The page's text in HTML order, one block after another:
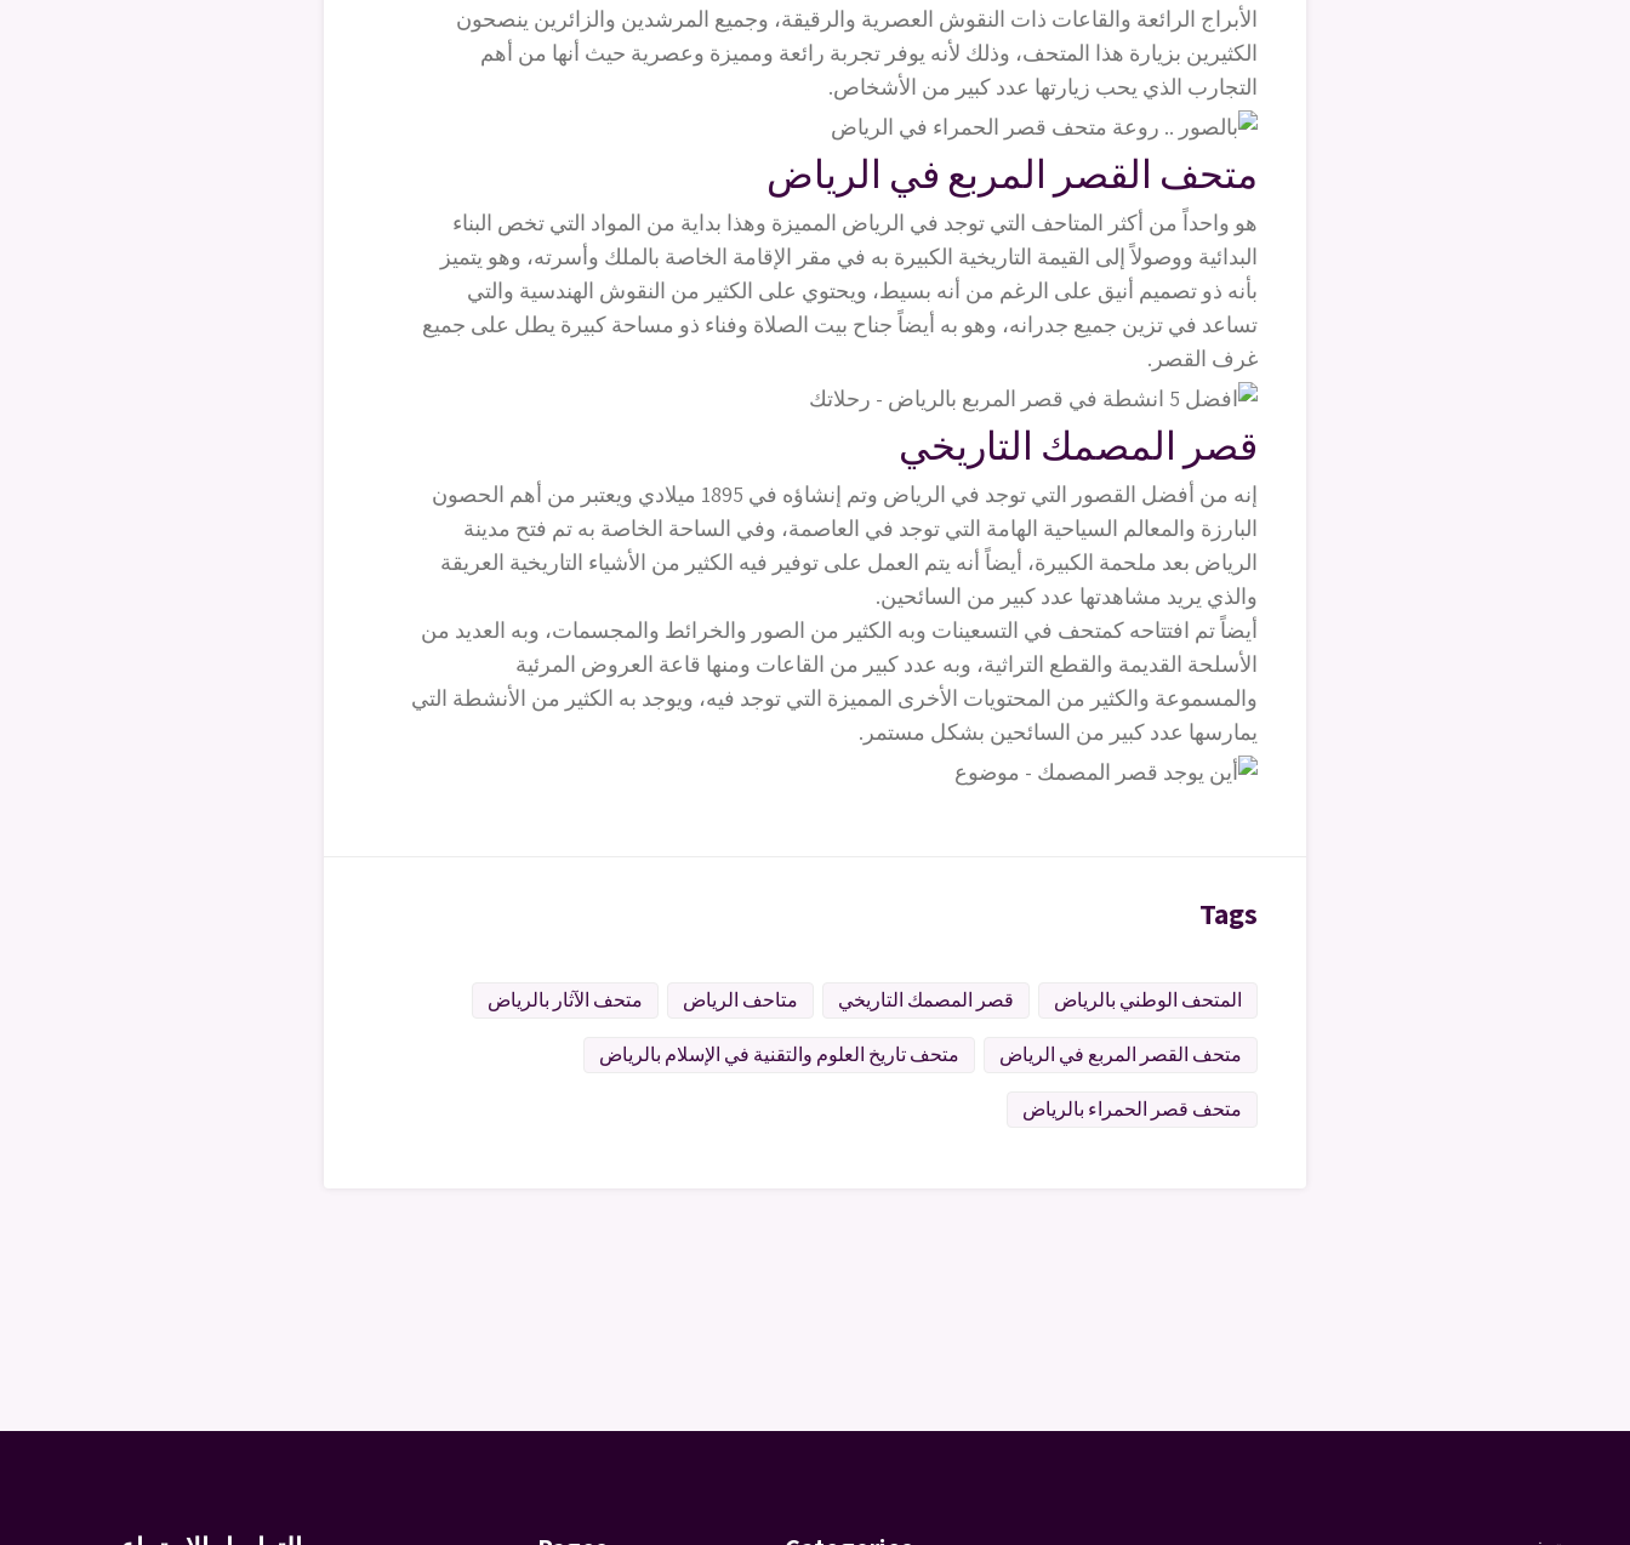
الأبراج الرائعة والقاعات ذات النقوش العصرية والرقيقة، وجميع المرشدين والزائرين ينصحون
الكثيرين بزيارة هذا المتحف، وذلك لأنه يوفر تجربة رائعة ومميزة وعصرية حيث أنها من أهم
التجارب الذي يحب زيارتها عدد كبير من الأشخاص.
متحف القصر المربع في الرياض
هو واحداً من أكثر المتاحف التي توجد في الرياض المميزة وهذا بداية من المواد التي تخص البناء
البدائية ووصولاً إلى القيمة التاريخية الكبيرة به في مقر الإقامة الخاصة بالملك وأسرته، وهو يتميز
بأنه ذو تصميم أنيق على الرغم من أنه بسيط، ويحتوي على الكثير من النقوش الهندسية والتي
تساعد في تزين جميع جدرانه، وهو به أيضاً جناح بيت الصلاة وفناء ذو مساحة كبيرة يطل على جميع
غرف القصر.
قصر المصمك التاريخي
إنه من أفضل القصور التي توجد في الرياض وتم إنشاؤه في 1895 ميلادي ويعتبر من أهم الحصون
البارزة والمعالم السياحية الهامة التي توجد في العاصمة، وفي الساحة الخاصة به تم فتح مدينة
الرياض بعد ملحمة الكبيرة، أيضاً أنه يتم العمل على توفير فيه الكثير من الأشياء التاريخية العريقة
والذي يريد مشاهدتها عدد كبير من السائحين.
أيضاً تم افتتاحه كمتحف في التسعينات وبه الكثير من الصور والخرائط والمجسمات، وبه العديد من
الأسلحة القديمة والقطع التراثية، وبه عدد كبير من القاعات ومنها قاعة العروض المرئية
والمسموعة والكثير من المحتويات الأخرى المميزة التي توجد فيه، ويوجد به الكثير من الأنشطة التي
يمارسها عدد كبير من السائحين بشكل مستمر.
Tags
المتحف الوطني بالرياض قصر المصمك التاريخي متاحف الرياض متحف الآثار بالرياض
متحف القصر المربع في الرياض متحف تاريخ العلوم والتقنية في الإسلام بالرياض
متحف قصر الحمراء بالرياض